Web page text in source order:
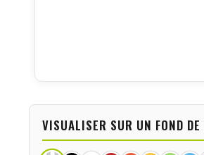
VISUALISER SUR UN FOND DE